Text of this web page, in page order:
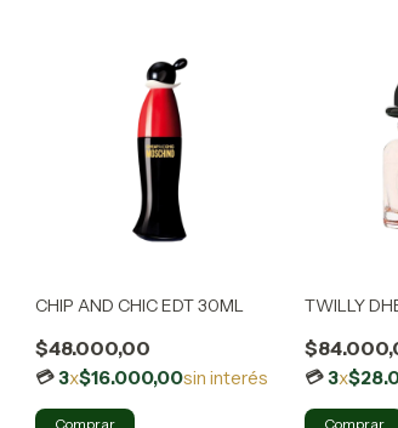
CHIP AND CHIC EDT 30ML
$48.000,00
3x$16.000,00sin interés
TWILLY
3x